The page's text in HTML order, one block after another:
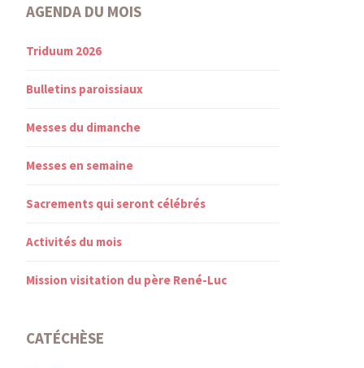
AGENDA DU MOIS
Triduum 2026
Bulletins paroissiaux
Messes du dimanche
Messes en semaine
Sacrements qui seront célébrés
Activités du mois
Mission visitation du père René-Luc
CATÉCHÈSE